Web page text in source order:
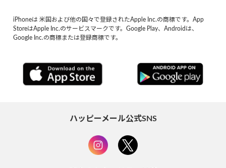
iPhoneは 米国および他の国々で登録されたApple Inc.の商標です。App
StoreはApple Inc.のサービスマークです。Google Play、Androidは、
Google Inc.の商標または登録商標です。
ハッピーメール公式SNS